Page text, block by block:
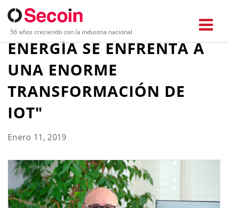
56 años creciendo con la industria nacional
"EL MERCADO DE LA
ENERGÍA SE ENFRENTA A
UNA ENORME
TRANSFORMACIÓN DE
IOT"
Enero 11, 2019